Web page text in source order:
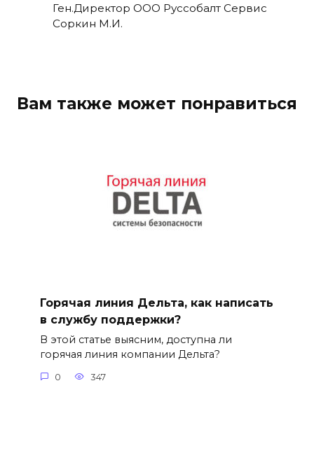
Ген.Директор ООО Руссобалт Сервис
Соркин М.И.
Вам также может понравиться
Горячая линия Дельта, как написать
в службу поддержки?
В этой статье выясним, доступна ли
горячая линия компании Дельта?
0 347